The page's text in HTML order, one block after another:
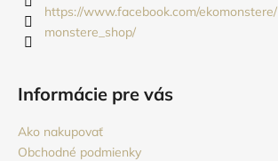
https://www.facebook.com/ekomonstere/
monstere_shop/
Informácie pre vás
Ako nakupovať
Obchodné podmienky